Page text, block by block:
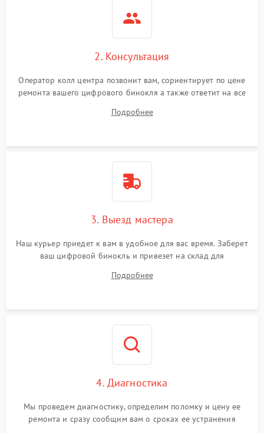
2. Консультация
Оператор колл центра позвонит вам, сориентирует по цене
ремонта вашего цифрового бинокля а также ответит на все
Подробнее
3. Выезд мастера
Наш курьер приедет к вам в удобное для вас время. Заберет
ваш цифровой бинокль и привезет на склад для
Подробнее
4. Диагностика
Мы проведем диагностику, определим поломку и цену ее
ремонта и сразу сообщим вам о сроках ее устранения